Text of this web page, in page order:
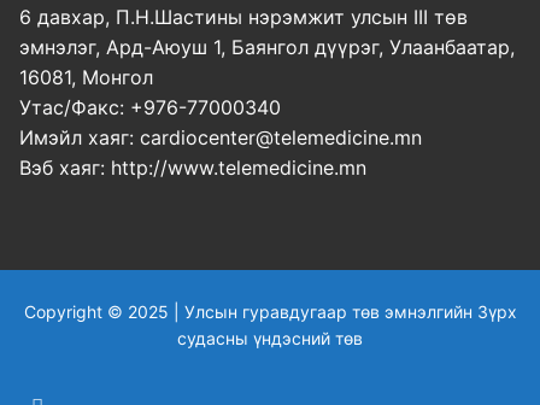
6 давхар, П.Н.Шастины нэрэмжит улсын III төв
эмнэлэг, Ард-Аюуш 1, Баянгол дүүрэг, Улаанбаатар,
16081, Монгол
Утас/Факс: +976-77000340
Имэйл хаяг: cardiocenter@telemedicine.mn
Вэб хаяг: http://www.telemedicine.mn
Copyright © 2025 | Улсын гуравдугаар төв эмнэлгийн Зүрх
судасны үндэсний төв